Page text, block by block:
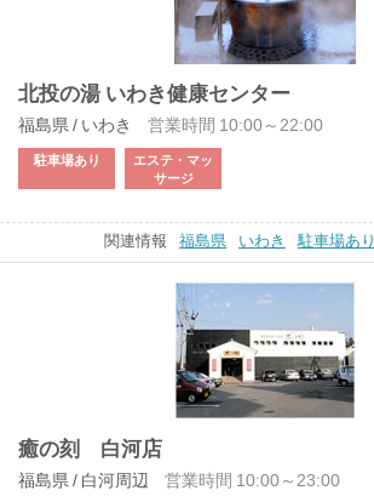
北投の湯 いわき健康センター
福島県 / いわき 営業時間 10:00～22:00
駐車場あり
エステ・マッ
サージ
関連情報 福島県 いわき 駐車場あり
癒の刻 白河店
福島県 / 白河周辺 営業時間 10:00～23:00